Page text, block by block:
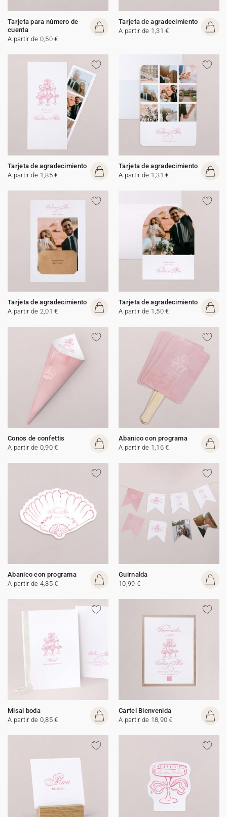
Tarjeta para número de
cuenta
A partir de 0,50 €
Tarjeta de agradecimiento
A partir de 1,31 €
Tarjeta de agradecimiento
A partir de 1,85 €
Tarjeta de agradecimiento
A partir de 1,31 €
Tarjeta de agradecimiento
A partir de 2,01 €
Tarjeta de agradecimiento
A partir de 1,50 €
Conos de confettis
A partir de 0,90 €
Abanico con programa
A partir de 1,16 €
Abanico con programa
A partir de 4,35 €
Guirnalda
10,99 €
Misal boda
A partir de 0,85 €
Cartel Bienvenida
A partir de 18,90 €